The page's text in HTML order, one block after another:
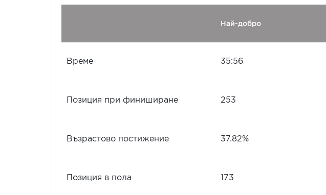
Най-добро
Време 35:56
Позиция при финиширане 253
Възрастово постижение 37.82%
Позиция в пола 173